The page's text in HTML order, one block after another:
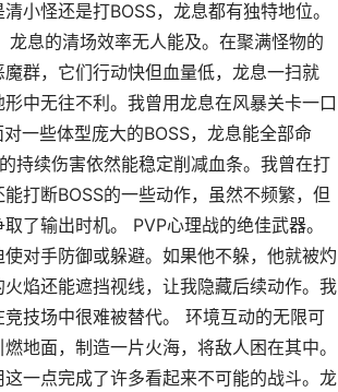
小怪还是打BOSS，龙息都有独特地位。
息的清场效率无人能及。在聚满怪物的
群，它们行动快但血量低，龙息一扫就
中无往不利。我曾用龙息在风暴关卡一口
一些体型庞大的BOSS，龙息能全部命
持续伤害依然能稳定削减血条。我曾在打
打断BOSS的一些动作，虽然不频繁，但
了输出时机。 PVP心理战的绝佳武器。
对手防御或躲避。如果他不躲，他就被灼
焰还能遮挡视线，让我隐藏后续动作。我
技场中很难被替代。 环境互动的无限可
地面，制造一片火海，将敌人困在其中。
一点完成了许多看起来不可能的战斗。龙